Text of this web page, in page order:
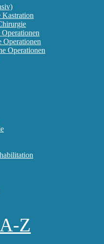
Operationen
Operationen
Z